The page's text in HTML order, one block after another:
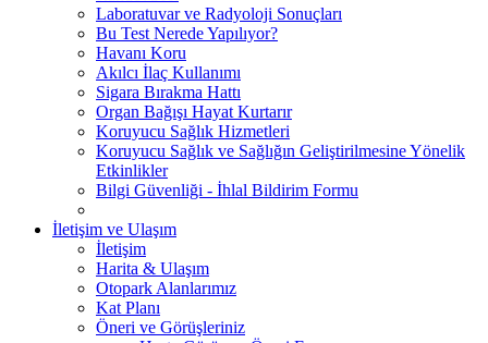
Laboratuvar ve Radyoloji Sonuçları
Bu Test Nerede Yapılıyor?
Havanı Koru
Akılcı İlaç Kullanımı
Sigara Bırakma Hattı
Organ Bağışı Hayat Kurtarır
Koruyucu Sağlık Hizmetleri
Koruyucu Sağlık ve Sağlığın Geliştirilmesine Yönelik
Etkinlikler
Bilgi Güvenliği - İhlal Bildirim Formu
İletişim ve Ulaşım
İletişim
Harita & Ulaşım
Otopark Alanlarımız
Kat Planı
Öneri ve Görüşleriniz